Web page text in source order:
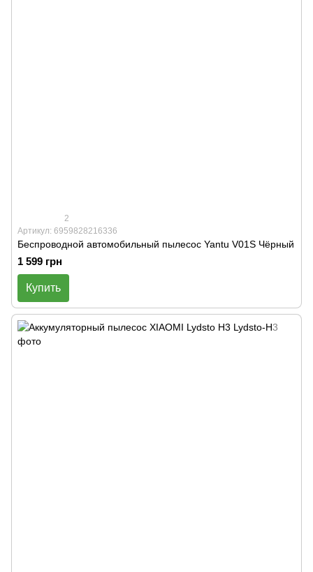
2
Артикул: 6959828216336
Беспроводной автомобильный пылесос Yantu V01S Чёрный
1 599 грн
Купить